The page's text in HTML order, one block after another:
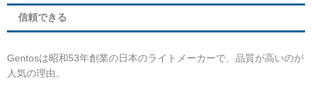
信頼できる
Gentosは昭和53年創業の日本のライトメーカーで、品質が高いのが
人気の理由。